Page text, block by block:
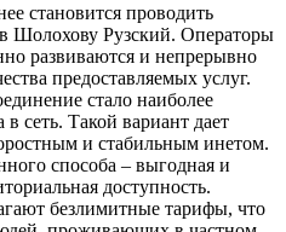
становится проводить
Шолохову Рузский. Операторы
развиваются и непрерывно
предоставляемых услуг.
стало наиболее
сеть. Такой вариант дает
и стабильным инетом.
способа – выгодная и
доступность.
безлимитные тарифы, что